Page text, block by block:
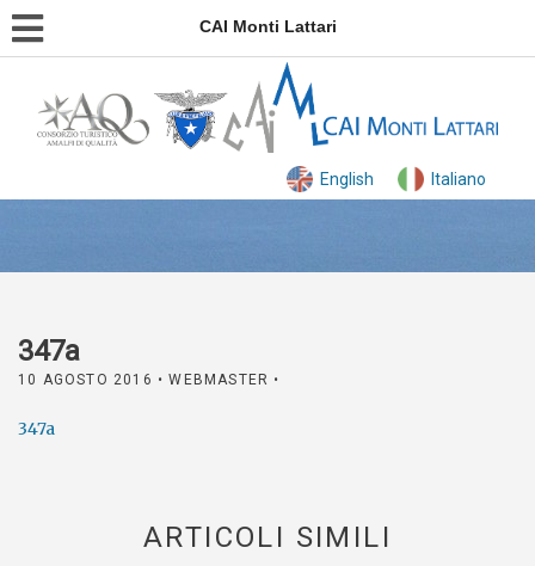
CAI Monti Lattari
English Italiano
347a
10 AGOSTO 2016 • WEBMASTER •
347a
ARTICOLI SIMILI